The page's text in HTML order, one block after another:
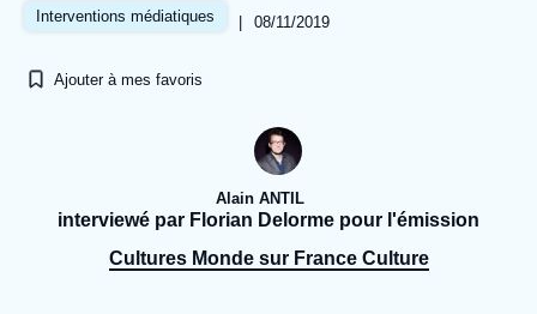
Se connecter
À propos de l'Ifri
Proche-Orient
Interventions médiatiques | 08/11/2019
Ajouter à mes favoris
Alain ANTIL
interviewé par Florian Delorme pour l'émission
Cultures Monde sur France Culture